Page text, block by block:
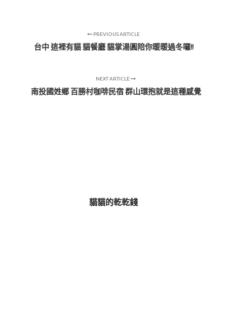
PREVIOUS ARTICLE
台中 這裡有貓 貓餐廳 貓掌湯圓陪你暖暖過冬囉!!
NEXT ARTICLE
南投國姓鄉 百勝村咖啡民宿 群山環抱就是這種感覺
貓貓的乾乾錢